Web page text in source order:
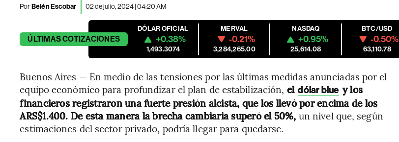
PorBelén Escobar 02 de julio, 2024 | 04:20 AM
ÚLTIMASCOTIZACIONES
DÓLAR OFICIAL
+0.38%
1,493.3074
MERVAL
-0.21%
3,284,265.00
NASDAQ
+0.95%
25,614.08
BTC/USD
-0.50%
63,110.78
Buenos Aires — En medio de las tensiones por las últimas medidas anunciadas por el
equipo económico para profundizar el plan de estabilización, el dólar blue y los
financieros registraron una fuerte presión alcista, que los llevó por encima de los
ARS$1.400. De esta manera la brecha cambiaria superó el 50%, un nivel que, según
estimaciones del sector privado, podría llegar para quedarse.